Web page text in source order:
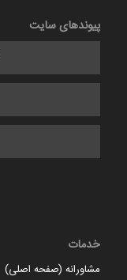
پیوندهای سایت
خدمات
مشاورانه (صفحه اصلی)